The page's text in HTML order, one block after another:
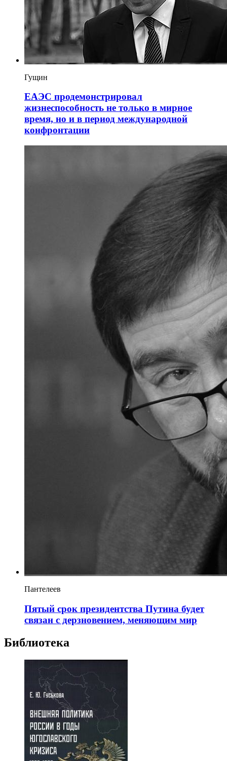
Гущин
ЕАЭС продемонстрировал
жизнеспособность не только в мирное
время, но и в период международной
конфронтации
Пантелеев
Пятый срок президентства Путина будет
связан с дерзновением, меняющим мир
Библиотека